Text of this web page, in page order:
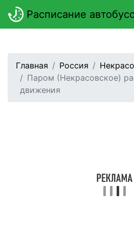
Расписание
Главная Россия
Паром (Некрасовское)
движения